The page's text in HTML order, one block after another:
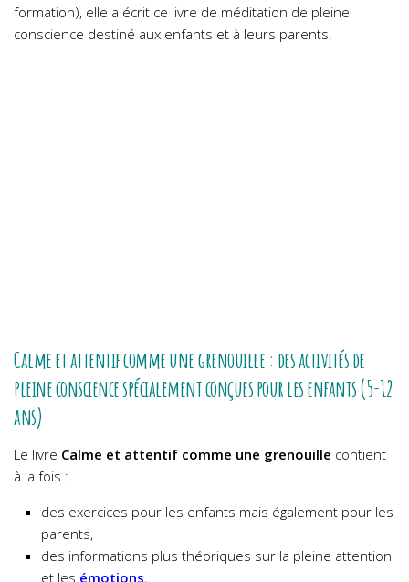
formation), elle a écrit ce livre de méditation de pleine
conscience destiné aux enfants et à leurs parents.
Calme et attentif comme une grenouille : des activités de
pleine conscience spécialement conçues pour les enfants (5-12
ans)
Le livre Calme et attentif comme une grenouille contient
à la fois :
des exercices pour les enfants mais également pour les
parents,
des informations plus théoriques sur la pleine attention
et les émotions,